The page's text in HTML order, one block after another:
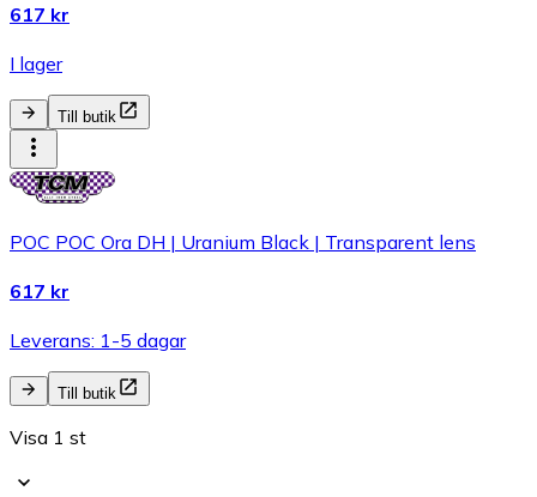
617 kr
I lager
Till butik
POC POC Ora DH | Uranium Black | Transparent lens
617 kr
Leverans: 1-5 dagar
Till butik
Visa 1 st